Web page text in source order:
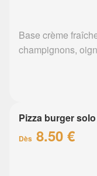
Base crème
champignons,
Pizza burger solo
Dès 8.50 €